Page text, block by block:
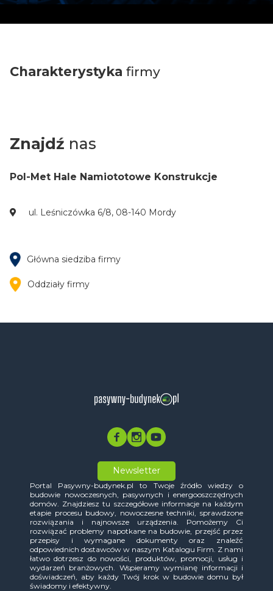
Charakterystyka firmy
Znajdź nas
Pol-Met Hale Namiototowe Konstrukcje
ul. Leśniczówka 6/8, 08-140 Mordy
Główna siedziba firmy
Oddziały firmy
Newsletter
Portal Pasywny-budynek.pl to Twoje źródło wiedzy o
budowie nowoczesnych, pasywnych i energooszczędnych
domów. Znajdziesz tu szczegółowe informacje na każdym
etapie procesu budowy, nowoczesne techniki, sprawdzone
rozwiązania i najnowsze urządzenia. Pomożemy Ci
rozwiązać problemy napotkane na budowie, przejść przez
przepisy i wymagane dokumenty oraz znaleźć
odpowiednich dostawców w naszym Katalogu Firm. Z nami
łatwo dotrzesz do nowości, produktów, promocji, usług i
wydarzeń branżowych. Wspieramy wymianę informacji i
doświadczeń, aby każdy Twój krok w budowie domu był
świadomy i efektywny.